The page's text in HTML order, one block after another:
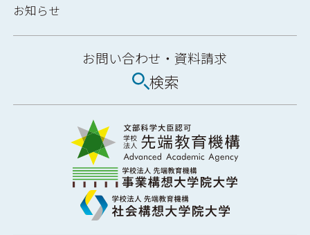
お知らせ
お問い合わせ・資料請求
検索